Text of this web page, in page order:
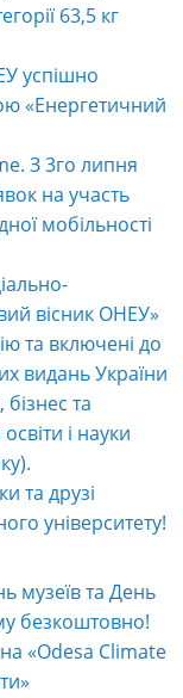
63,5 кг
успішно
«Енергетичний
З 3го липня
на участь
мобільності
вісник ОНЕУ»
та включені до
видань України
та
і науки
та друзі
університету!
музеїв та День
безкоштовно!
«Odesa Climate